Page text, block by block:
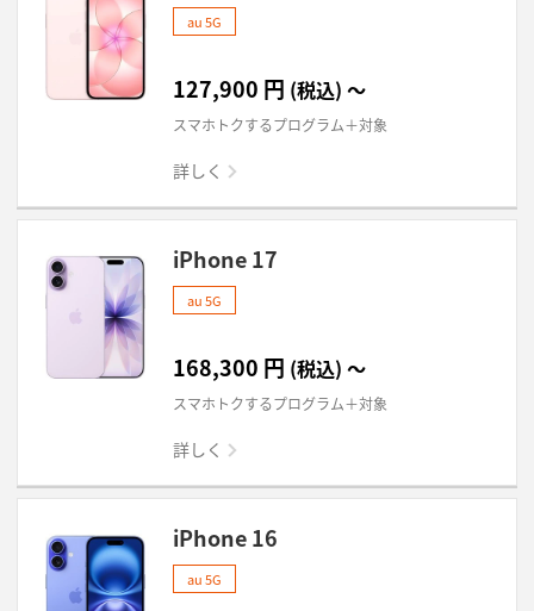
au 5G
127,900 円 (税込) ～
スマホトクするプログラム＋対象
詳しく
iPhone 17
au 5G
168,300 円 (税込) ～
スマホトクするプログラム＋対象
詳しく
iPhone 16
au 5G